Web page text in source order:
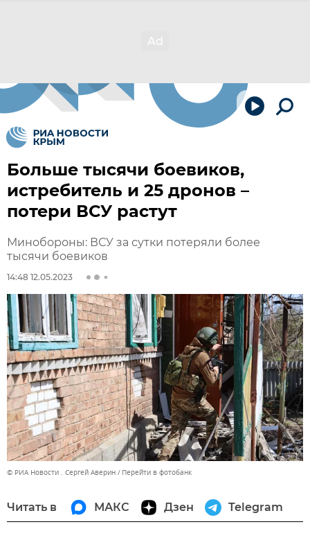
Больше тысячи боевиков,
истребитель и 25 дронов –
потери ВСУ растут
Минобороны: ВСУ за сутки потеряли более
тысячи боевиков
14:48 12.05.2023
© РИА Новости . Сергей Аверин Перейти в фотобанк
Читать в МАКС Дзен Telegram